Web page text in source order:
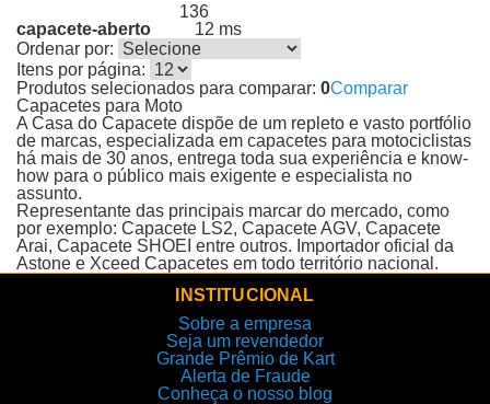
136
capacete-aberto
12 ms
Ordenar por:
Itens por página:
Produtos selecionados para comparar: 0Comparar
Capacetes para Moto
A Casa do Capacete dispõe de um repleto e vasto portfólio
de marcas, especializada em capacetes para motociclistas
há mais de 30 anos, entrega toda sua experiência e know-
how para o público mais exigente e especialista no
assunto.
Representante das principais marcar do mercado, como
por exemplo: Capacete LS2, Capacete AGV, Capacete
Arai, Capacete SHOEI entre outros. Importador oficial da
Astone e Xceed Capacetes em todo território nacional.
INSTITUCIONAL
Sobre a empresa
Seja um revendedor
Grande Prêmio de Kart
Alerta de Fraude
Conheça o nosso blog